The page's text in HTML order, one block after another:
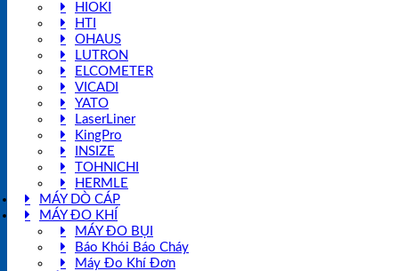
HIOKI
HTI
OHAUS
LUTRON
ELCOMETER
VICADI
YATO
LaserLiner
KingPro
INSIZE
TOHNICHI
HERMLE
MÁY DÒ CÁP
MÁY ĐO KHÍ
MÁY ĐO BỤI
Báo Khói Báo Cháy
Máy Đo Khí Đơn